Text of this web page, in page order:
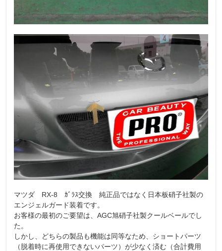
マツダ RX-8 ｶﾞﾗｽ交換 純正品ではなく日本板硝子社製の
エンジェルガード装着です。
お客様の最初のご要望は、AGC旭硝子社製クールベールでし
た。
しかし、どちらの製品も機能は同等なため、ショートパーツ
（脱着時に再使用できないパーツ）が少なく済む（合計費用